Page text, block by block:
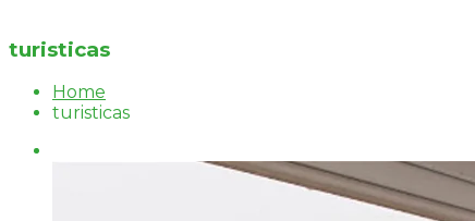
turisticas
Home
turisticas